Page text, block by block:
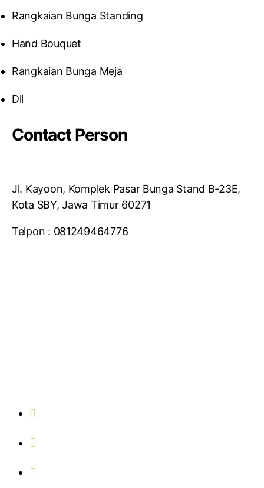
Rangkaian Bunga Standing
Hand Bouquet
Rangkaian Bunga Meja
Dll
Contact Person
Jl. Kayoon, Komplek Pasar Bunga Stand B-23E,
Kota SBY, Jawa Timur 60271
Telpon : 081249464776